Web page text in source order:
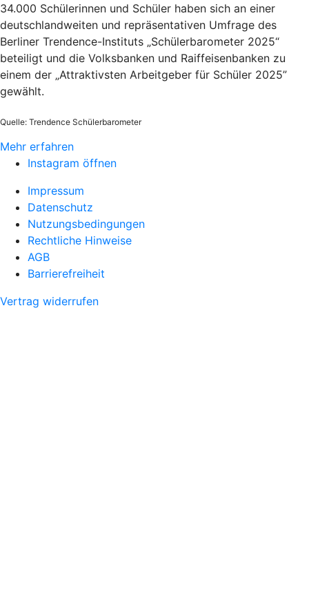
34.000 Schülerinnen und Schüler haben sich an einer
deutschlandweiten und repräsentativen Umfrage des
Berliner Trendence-Instituts „Schülerbarometer 2025“
beteiligt und die Volksbanken und Raiffeisenbanken zu
einem der „Attraktivsten Arbeitgeber für Schüler 2025”
gewählt.
Quelle: Trendence Schülerbarometer
Mehr erfahren
Instagram öffnen
Impressum
Datenschutz
Nutzungsbedingungen
Rechtliche Hinweise
AGB
Barrierefreiheit
Vertrag widerrufen